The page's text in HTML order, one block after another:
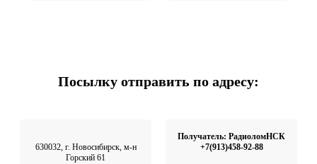
Посылку отправить по адресу:
630032, г. Новосибирск, м-н
Горский 61
Получатель: РадиоломНСК
+7(913)458-92-88